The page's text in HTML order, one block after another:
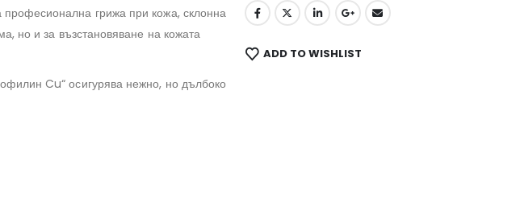
грижа при кожа, склонна
но и за възстановяване на кожата
Cu“ осигурява нежно, но дълбоко
ADD TO WISHLIST